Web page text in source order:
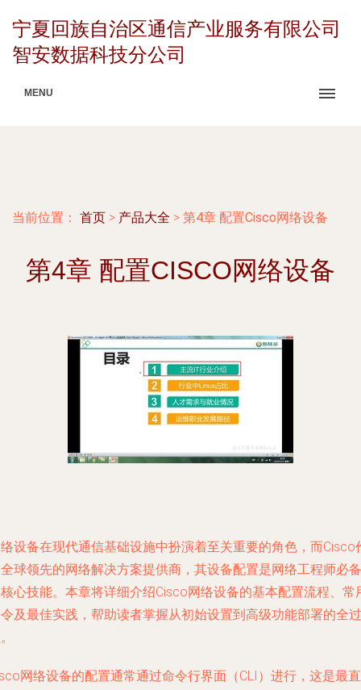
宁夏回族自治区通信产业服务有限公司
智安数据科技分公司
MENU
当前位置： 首页 > 产品大全 > 第4章 配置Cisco网络设备
第4章 配置CISCO网络设备
设备在现代通信基础设施中扮演着至关重要的角色，而Cisco
球领先的网络解决方案提供商，其设备配置是网络工程师必备
心技能。本章将详细介绍Cisco网络设备的基本配置流程、常
及最佳实践，帮助读者掌握从初始设置到高级功能部署的全过
网络设备的配置通常通过命令行界面（CLI）进行，这是最直